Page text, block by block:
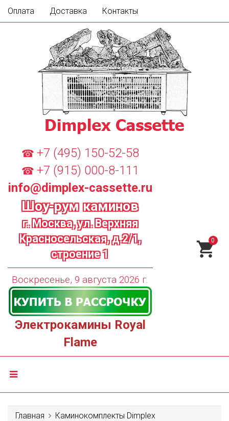
Оплата Доставка Контакты
☎ +7 (495) 150-52-58
☎ +7 (915) 000-8-111
info@dimplex-cassette.ru
Шоу-рум каминов
г. Москва, ул. Верхняя
Красносельская, д.2/1,
строение 1
Воскресенье, 9 августа 2026 г.
Электрокамины Royal
Flame
0
Главная
Каминокомплекты Dimplex